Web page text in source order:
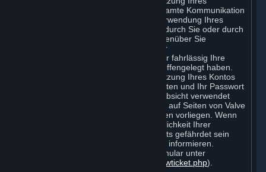
Passworts und Kontos oder für die gesamte Kommunikation
und Aktivität auf Steam, die aus der Verwendung Ihres
Anmeldenamens und Ihres Passworts durch Sie oder durch
andere Personen resultiert, denen gegenüber Sie
möglicherweise unter Verletzung dieser
Geheimhaltungsklausel vorsätzlich oder fahrlässig Ihre
Anmeldedaten und/oder Ihr Passwort offengelegt haben.
Valve ist nicht verantwortlich für die Nutzung Ihres Kontos
durch eine Person, die Ihre Anmeldedaten und Ihr Passwort
ohne Ihre Erlaubnis in betrügerischer Absicht verwendet
hat. Etwas anderes gilt nur dann, wenn auf Seiten von Valve
Fahrlässigkeit oder anderes Verschulden vorliegen. Wenn
Sie der Meinung sind, dass die Vertraulichkeit Ihrer
Anmeldedaten und/oder Ihres Passworts gefährdet sein
könnte, müssen Sie Valve unverzüglich informieren.
Verwenden Sie dafür das Support-Formular unter
https://support.steampowered.com/newticket.php).